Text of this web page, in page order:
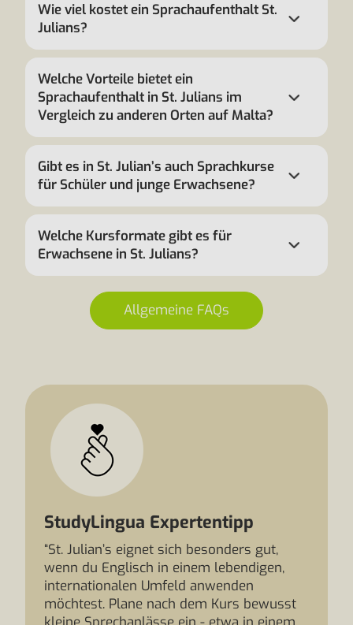
Wie viel kostet ein Sprachaufenthalt St.
Julians?
Welche Vorteile bietet ein
Sprachaufenthalt in St. Julians im
Vergleich zu anderen Orten auf Malta?
Gibt es in St. Julian’s auch Sprachkurse
für Schüler und junge Erwachsene?
Welche Kursformate gibt es für
Erwachsene in St. Julians?
Allgemeine FAQs
StudyLingua Expertentipp
“St. Julian’s eignet sich besonders gut,
wenn du Englisch in einem lebendigen,
internationalen Umfeld anwenden
möchtest. Plane nach dem Kurs bewusst